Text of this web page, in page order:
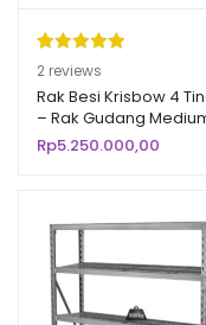
Peringkat
5.00 dari 5
berdasarka
n
2
penilaian
2 reviews
Rak Besi Krisbow 4
– Rak Gudang
Duty Hitam
Rp5.250.000,00